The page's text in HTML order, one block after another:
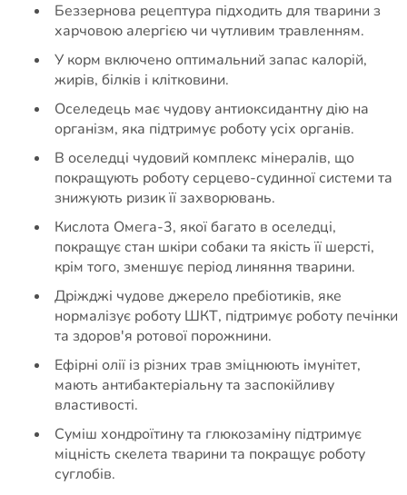
Беззернова рецептура підходить для тварини з
харчовою алергією чи чутливим травленням.
У корм включено оптимальний запас калорій,
жирів, білків і клітковини.
Оселедець має чудову антиоксидантну дію на
організм, яка підтримує роботу усіх органів.
В оселедці чудовий комплекс мінералів, що
покращують роботу серцево-судинної системи та
знижують ризик її захворювань.
Кислота Омега-3, якої багато в оселедці,
покращує стан шкіри собаки та якість її шерсті,
крім того, зменшує період линяння тварини.
Дріжджі чудове джерело пребіотиків, яке
нормалізує роботу ШКТ, підтримує роботу печінки
та здоров'я ротової порожнини.
Ефірні олії із різних трав зміцнюють імунітет,
мають антибактеріальну та заспокійливу
властивості.
Суміш хондроїтину та глюкозаміну підтримує
міцність скелета тварини та покращує роботу
суглобів.